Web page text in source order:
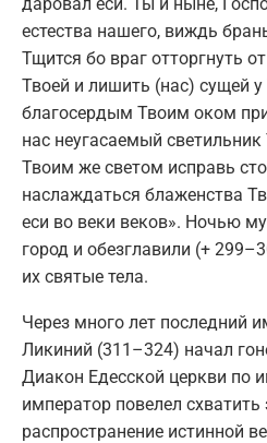
естества нашего, виждь
Тщится бо враг отторгнуть
Твоей и лишить (нас) сущей
благосердым Твоим оком
нас неугасаемый
Твоим же светом исправь
наслаждаться блаженства
еси во веки веков». Ночью
город и обезглавили (+
их святые тела.
Через много лет последний
Ликиний (311–324) начал
Диакон Едесской церкви по
император повелел схватить
распространение истинной